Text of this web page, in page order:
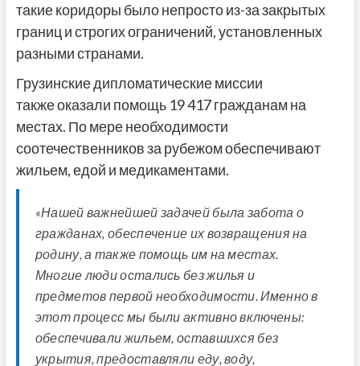
такие коридоры было непросто из-за закрытых
границ и строгих ограничений, установленных
разными странами.
Грузинские дипломатические миссии
также оказали помощь 19 417 гражданам на
местах. По мере необходимости
соотечественников за рубежом обеспечивают
жильем, едой и медикаментами.
«Нашей важнейшей задачей была забота о
гражданах, обеспечение их возвращения на
родину, а также помощь им на местах.
Многие люди остались без жилья и
предметов первой необходимости. Именно в
этот процесс мы были активно включены:
обеспечивали жильем, оставшихся без
укрытия, предоставляли еду, воду,